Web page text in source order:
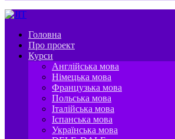
Головна
Про проект
Курси
Англійська мова
Німецька мова
Французька мова
Польська мова
Італійська мова
Іспанська мова
Українська мова